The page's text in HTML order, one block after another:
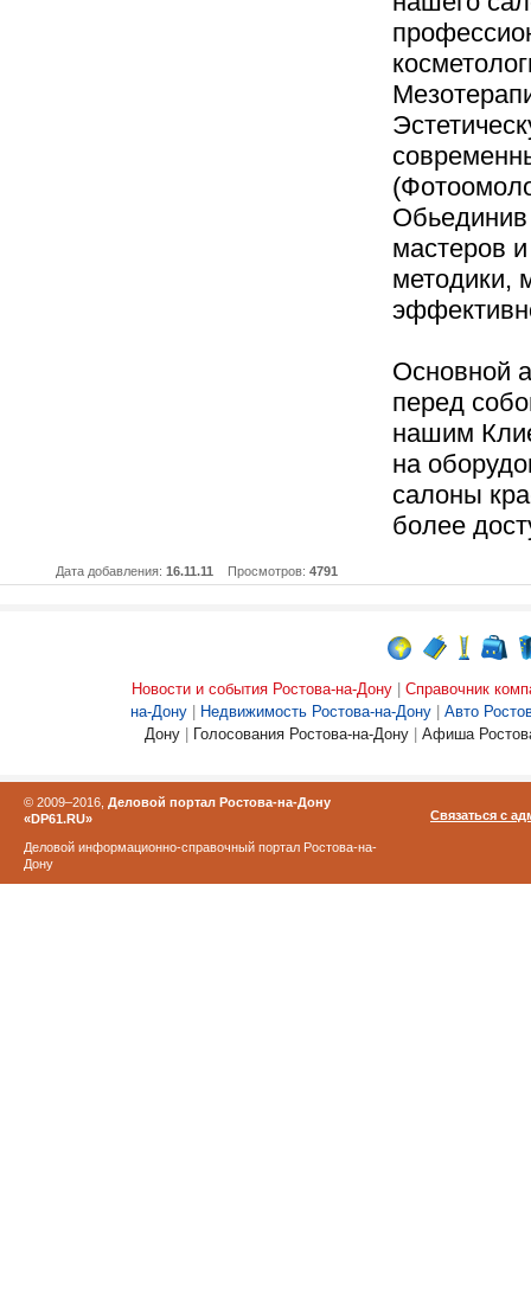
мастеров
методики,
Основной
перед
нашим
на
салоны
более
Дата добавления: 16.11.11 Просмотров: 4791
Новости и события Ростова-на-Дону
Справочник
на-Дону
Недвижимость Ростова-на-Дону
Авто
Дону
Голосования Ростова-на-Дону Афиша
© 2009–2016, Деловой портал Ростова-на-Дону
«DP61.RU»
Деловой информационно-справочный портал Ростова-на-
Дону
Связаться с